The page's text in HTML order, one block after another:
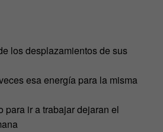
los desplazamientos de sus
esa energía para la misma
ir a trabajar dejaran el